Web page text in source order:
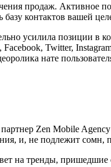
продаж. Активное
контактов вашей
усилила позиции в
Twitter,
нате
Zen Mobile
и, не подлежит
на тренды, пришедшие